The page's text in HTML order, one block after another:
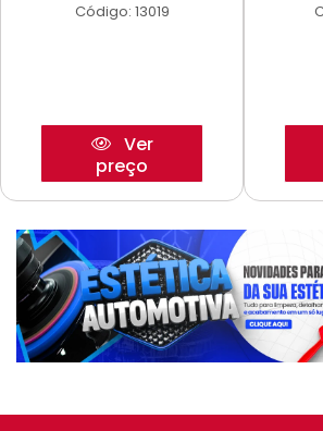
Código: 13019
Ver
preço